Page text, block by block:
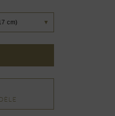
cm) ▼